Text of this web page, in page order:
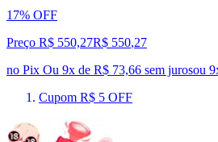
17% OFF
Preço R$ 550,27R$ 550,27
no Pix Ou 9x de R$ 73,66 sem jurosou 9
Cupom R$ 5 OFF